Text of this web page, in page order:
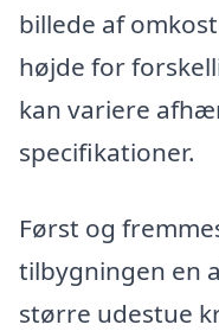
billede af
højde for
kan variere
specifikationer.
Først og
tilbygningen en
større udestue